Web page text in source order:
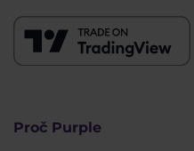
Proč Purple